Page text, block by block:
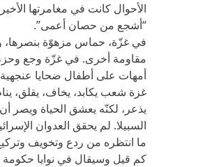
الأحوال كانت في مغامرتها
“أشجع من حصان أعمى”.
في غزّة، حماس مزهوّة بنصرها،
مقاومة أخرى. في غزّة وجع
أمهات على أطفال ضحايا
غزة شعب يكابد، يخاف، يقلق،
يذعر، لكنّه يعشق الحياة ويصر أن
السبيلا. لم يحقق العدوان
ما انتظره من ردع وتخويف
كم قيل وسيقال في نوايا